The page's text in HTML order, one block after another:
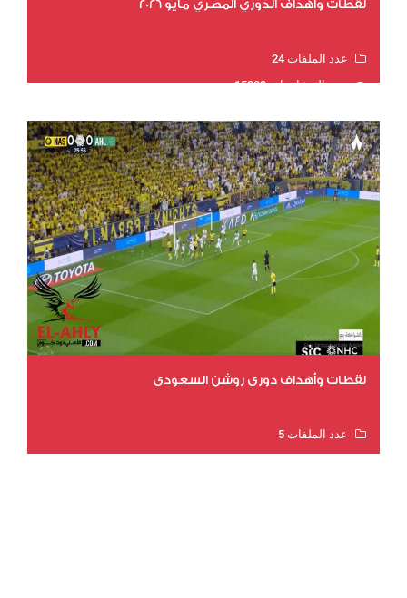
لقطات واهداف الدوري المصري مايو 2026
عدد الملفات 24
عدد المشاهدات 15302
لقطات وأهداف دوري روشن السعودي
عدد الملفات 5